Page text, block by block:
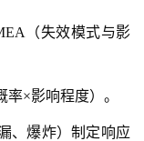
（失效模式与影
率×影响程度）。
、爆炸）制定响应